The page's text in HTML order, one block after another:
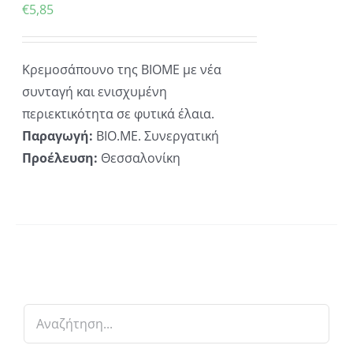
€5,85
Κρεμοσάπουνο της ΒΙΟΜΕ με νέα
συνταγή και ενισχυμένη
περιεκτικότητα σε φυτικά έλαια.
Παραγωγή: ΒΙΟ.ΜΕ. Συνεργατική
Προέλευση: Θεσσαλονίκη